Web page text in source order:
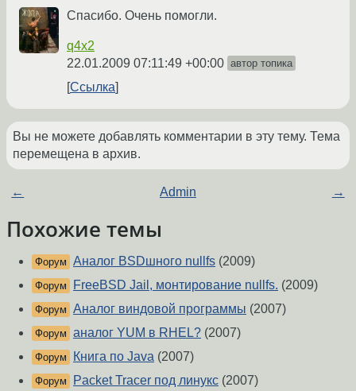
Спасибо. Очень помогли.
q4x2
22.01.2009 07:11:49 +00:00 автор топика
Ссылка
Вы не можете добавлять комментарии в эту тему. Тема
перемещена в архив.
← Admin →
Похожие темы
Форум Аналог BSDшного nullfs (2009)
Форум FreeBSD Jail, монтирование nullfs. (2009)
Форум Аналог виндовой программы (2007)
Форум аналог YUM в RHEL? (2007)
Форум Книга по Java (2007)
Форум Packet Tracer под линукс (2007)